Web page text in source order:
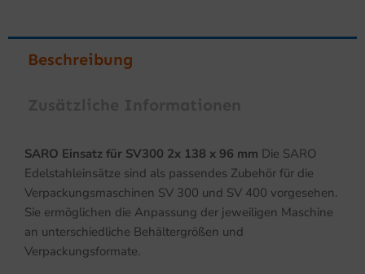
Beschreibung
SARO Einsatz für SV300 2x 138 x 96 mm Die SARO
Edelstahleinsätze sind als passendes Zubehör für die
Verpackungsmaschinen SV 300 und SV 400 vorgesehen.
Sie ermöglichen die Anpassung der jeweiligen Maschine
an unterschiedliche Behältergrößen und
Verpackungsformate.